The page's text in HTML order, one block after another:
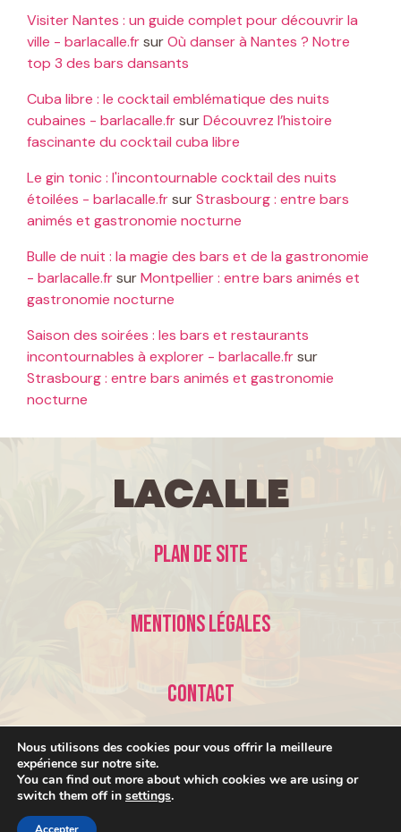
Visiter Nantes : un guide complet pour découvrir la
ville - barlacalle.frsurOù danser à Nantes ? Notre
top 3 des bars dansants
Cuba libre : le cocktail emblématique des nuits
cubaines - barlacalle.frsurDécouvrez l’histoire
fascinante du cocktail cuba libre
Le gin tonic : l'incontournable cocktail des nuits
étoilées - barlacalle.frsurStrasbourg : entre bars
animés et gastronomie nocturne
Bulle de nuit : la magie des bars et de la gastronomie
- barlacalle.frsurMontpellier : entre bars animés et
gastronomie nocturne
Saison des soirées : les bars et restaurants
incontournables à explorer - barlacalle.frsur
Strasbourg : entre bars animés et gastronomie
nocturne
LaCalle
Plan de site
Mentions légales
Contact
Nous utilisons des cookies pour vous offrir la meilleure
expérience sur notre site.
You can find out more about which cookies we are using or
switch them off in settings.